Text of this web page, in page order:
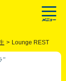
> Lounge REST
”